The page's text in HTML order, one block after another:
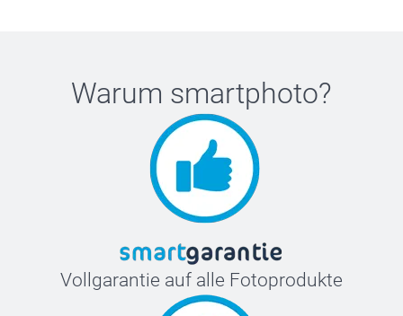
Warum smartphoto?
Vollgarantie auf alle Fotoprodukte